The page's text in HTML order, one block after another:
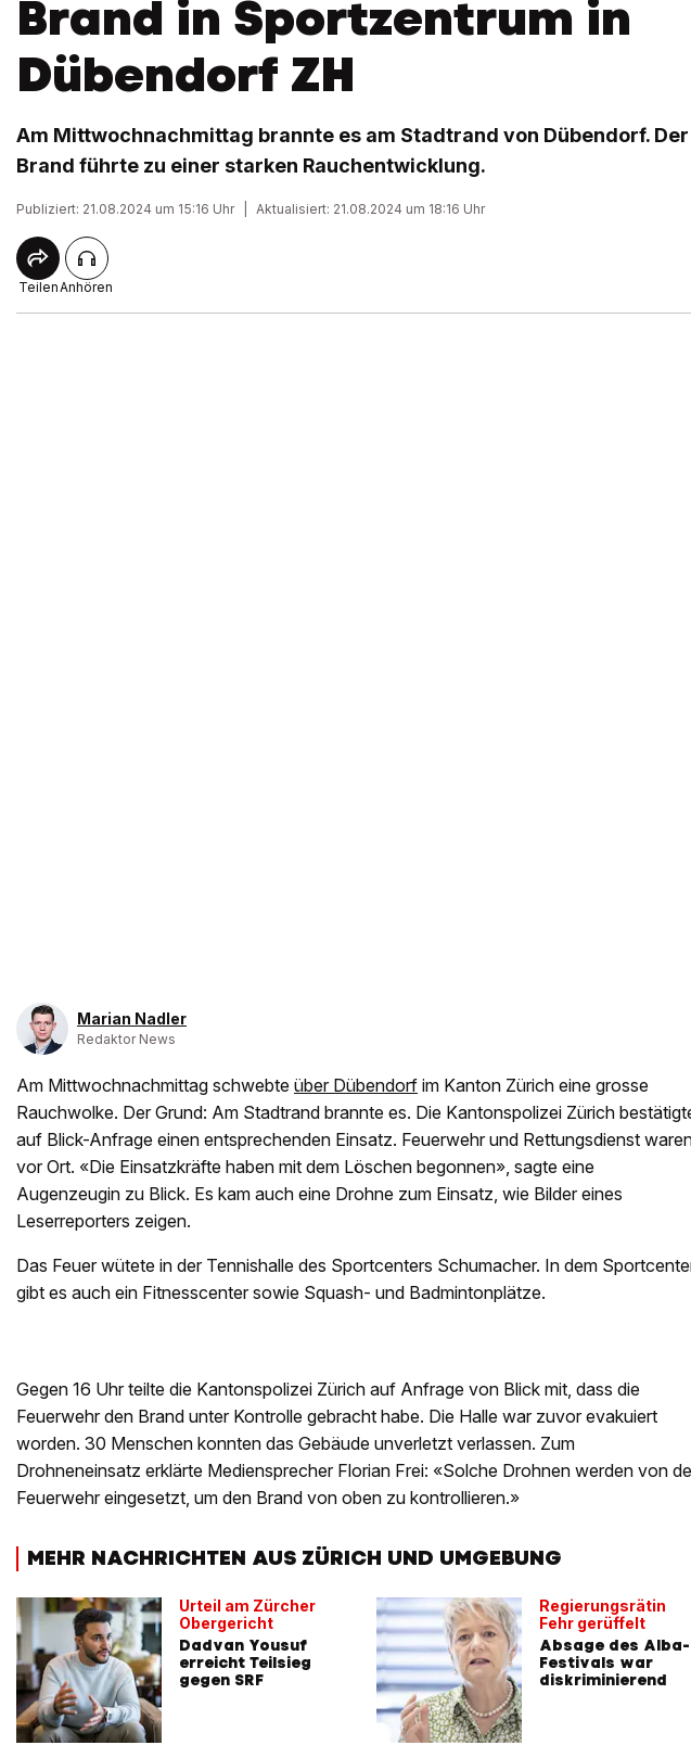
Brand in Sportzentrum in
Dübendorf ZH
Am Mittwochnachmittag brannte es am Stadtrand von Dübendorf. Der
Brand führte zu einer starken Rauchentwicklung.
Publiziert: 21.08.2024 um 15:16 Uhr Aktualisiert: 21.08.2024 um 18:16 Uhr
TeilenAnhören
Marian Nadler
Redaktor News
Am Mittwochnachmittag schwebte über Dübendorf im Kanton Zürich eine grosse
Rauchwolke. Der Grund: Am Stadtrand brannte es. Die Kantonspolizei Zürich
auf Blick-Anfrage einen entsprechenden Einsatz. Feuerwehr und Rettungsdienst
vor Ort. «Die Einsatzkräfte haben mit dem Löschen begonnen», sagte eine
Augenzeugin zu Blick. Es kam auch eine Drohne zum Einsatz, wie Bilder eines
Leserreporters zeigen.
Das Feuer wütete in der Tennishalle des Sportcenters Schumacher. In dem
gibt es auch ein Fitnesscenter sowie Squash- und Badmintonplätze.
Gegen 16 Uhr teilte die Kantonspolizei Zürich auf Anfrage von Blick mit, dass die
Feuerwehr den Brand unter Kontrolle gebracht habe. Die Halle war zuvor evakuiert
worden. 30 Menschen konnten das Gebäude unverletzt verlassen. Zum
Drohneneinsatz erklärte Mediensprecher Florian Frei: «Solche Drohnen werden von
Feuerwehr eingesetzt, um den Brand von oben zu kontrollieren.»
MEHR NACHRICHTEN AUS ZÜRICH UND UMGEBUNG
Urteil am Zürcher
Obergericht
Dadvan Yousuf
erreicht Teilsieg
gegen SRF
Regierungsrätin
Fehr gerüffelt
Absage des Alba-
Festivals war
diskriminierend